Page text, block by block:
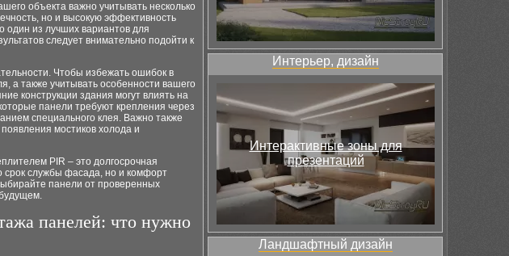
объекта важно учитывать несколько
но и высокую эффективность
один из лучших вариантов для
следует внимательно подойти к
Чтобы избежать ошибок в
а также учитывать особенности вашего
конструкции здания могут влиять на
панели требуют крепления через
специального клея. Важно также
мостиков холода и
PIR – это долгосрочная
срок службы фасада, но и комфорт
панели от проверенных
панелей: что нужно
Интерьер, дизайн
Интерактивные зоны для
презентаций
Ландшафтный дизайн